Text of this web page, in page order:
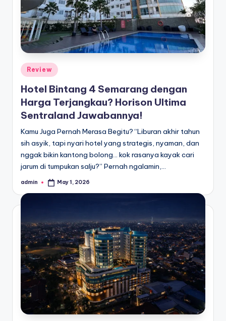
Posted
in
Review
Hotel Bintang 4 Semarang dengan
Harga Terjangkau? Horison Ultima
Sentraland Jawabannya!
Kamu Juga Pernah Merasa Begitu? “Liburan akhir tahun
sih asyik, tapi nyari hotel yang strategis, nyaman, dan
nggak bikin kantong bolong… kok rasanya kayak cari
jarum di tumpukan salju?” Pernah ngalamin,…
Posted
admin May 1, 2026